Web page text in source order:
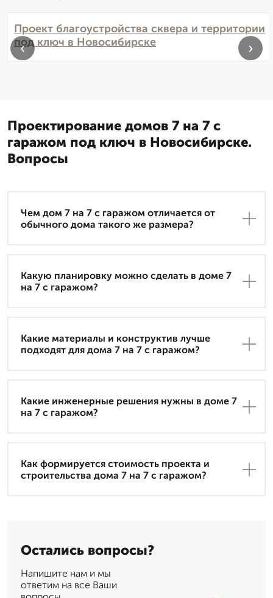
Проект благоустройства сквера и территории
под ключ в Новосибирске
‹ ›
Проектирование домов 7 на 7 с
гаражом под ключ в Новосибирске.
Вопросы
Чем дом 7 на 7 с гаражом отличается от
обычного дома такого же размера?
Какую планировку можно сделать в доме 7
на 7 с гаражом?
Какие материалы и конструктив лучше
подходят для дома 7 на 7 с гаражом?
Какие инженерные решения нужны в доме 7
на 7 с гаражом?
Как формируется стоимость проекта и
строительства дома 7 на 7 с гаражом?
Остались вопросы?
Напишите нам и мы
ответим на все Ваши